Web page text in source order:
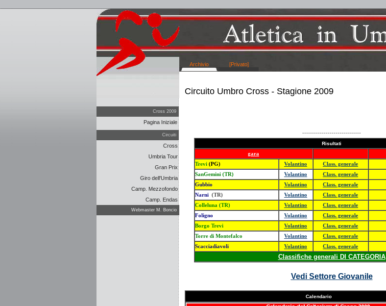
Archivio [Privato]
Cross 2009
Pagina Iniziale
Circuiti
Cross
Umbria Tour
Gran Prix
Giro dell'Umbria
Camp. Mezzofondo
Camp. Endas
Webmaster M. Boncio
Circuito Umbro Cross - Stagione 2009
------------------------------
Risultati
gara
Trevi(PG) Volantino Class. generale
SanGemini (TR)
Volantino Class. generale
Gubbio
Volantino Class. generale
Narni (TR) Volantino Class. generale
Colleluna (TR)
Volantino Class. generale
Foligno
Volantino Class. generale
Borgo Trevi
Volantino Class. generale
Torre di Montefalco
Volantino Class. generale
Scacciadiavoli
Volantino Class. generale
Classifiche generali DI CATEGORIA
Vedi Settore Giovanile
Calendario